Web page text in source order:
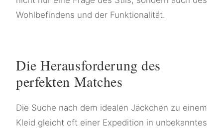
Wohlbefindens und der Funktionalität.
Die Herausforderung des
perfekten Matches
Die Suche nach dem idealen Jäckchen zu einem
Kleid gleicht oft einer Expedition in unbekanntes